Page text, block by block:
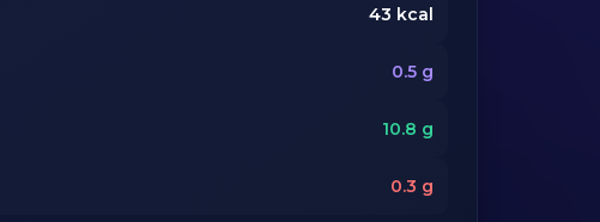
43 kcal
0.5 g
10.8 g
0.3 g